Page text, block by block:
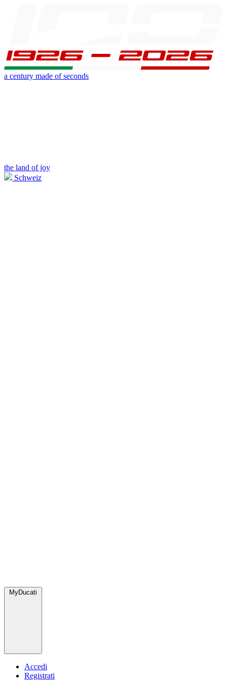
a century made of seconds
the land of joy
Schweiz
MyDucati
Accedi
Registrati